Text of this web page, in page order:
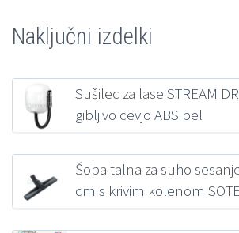
Naključni izdelki
Sušilec za lase STREAM
gibljivo cevjo ABS bel
Šoba talna za suho
cm s krivim kolenom